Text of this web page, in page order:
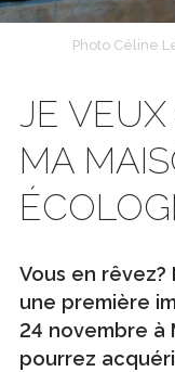
Photo Céline
JE VEUX
MA
Vous en
une première
24 novembre à
pourrez